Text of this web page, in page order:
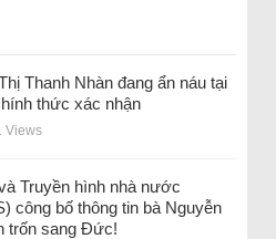
Thanh Nhàn đang ẩn náu tại
thức xác nhận
Views
Truyền hình nhà nước
công bố thông tin bà Nguyễn
trốn sang Đức!